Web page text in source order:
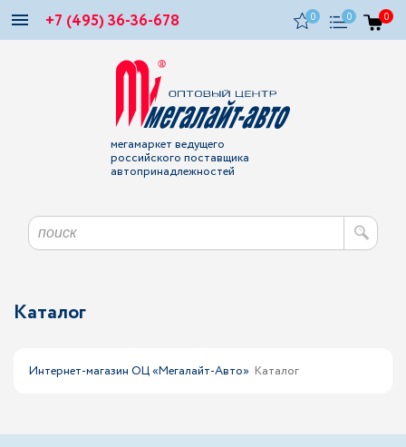
+7 (495) 36-36-678 0 0 0
мегамаркет ведущего
российского поставщика
автопринадлежностей
Каталог
Интернет-магазин ОЦ «Мегалайт-Авто» Каталог